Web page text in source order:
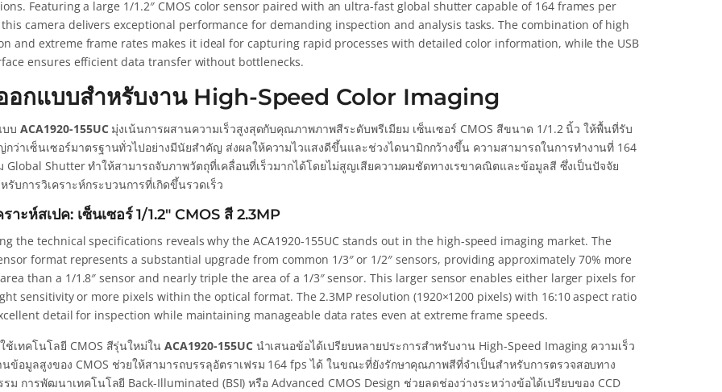
Featuring a large 1/1.2″ CMOS color sensor paired with an ultra-fast global shutter capable of 164 frames per
camera delivers exceptional performance for demanding inspection and analysis tasks. The combination of high
and extreme frame rates makes it ideal for capturing rapid processes with detailed color information, while the USB
ensures efficient data transfer without bottlenecks.
อกแบบสำหรับงาน High-Speed Color Imaging
บบACA1920-155UCมุ่งเน้นการผสานความเร็วสูงสุดกับคุณภาพภาพสีระดับพรีเมียม เซ็นเซอร์ CMOS สีขนาด 1/1.2 นิ้ว ให้พื้นที่รับ
กว่าเซ็นเซอร์มาตรฐานทั่วไปอย่างมีนัยสำคัญ ส่งผลให้ความไวแสงดีขึ้นและช่วงไดนามิกกว้างขึ้น ความสามารถในการทำงานที่ 164
Global Shutter ทำให้สามารถจับภาพวัตถุที่เคลื่อนที่เร็วมากได้โดยไม่สูญเสียความคมชัดทางเรขาคณิตและข้อมูลสี ซึ่งเป็นปัจจัย
รับการวิเคราะห์กระบวนการที่เกิดขึ้นรวดเร็ว
ราะห์สเปค: เซ็นเซอร์ 1/1.2″ CMOS สี 2.3MP
the technical specifications reveals why the ACA1920-155UC stands out in the high-speed imaging market. The
format represents a substantial upgrade from common 1/3″ or 1/2″ sensors, providing approximately 70% more
than a 1/1.8″ sensor and nearly triple the area of a 1/3″ sensor. This larger sensor enables either larger pixels for
sensitivity or more pixels within the optical format. The 2.3MP resolution (1920×1200 pixels) with 16:10 aspect ratio
detail for inspection while maintaining manageable data rates even at extreme frame speeds.
ใช้เทคโนโลยี CMOS สีรุ่นใหม่ในACA1920-155UCนำเสนอข้อได้เปรียบหลายประการสำหรับงาน High-Speed Imaging ความเร็ว
นข้อมูลสูงของ CMOS ช่วยให้สามารถบรรลุอัตราเฟรม 164 fps ได้ ในขณะที่ยังรักษาคุณภาพสีที่จำเป็นสำหรับการตรวจสอบทาง
รม การพัฒนาเทคโนโลยี Back-Illuminated (BSI) หรือ Advanced CMOS Design ช่วยลดช่องว่างระหว่างข้อได้เปรียบของ CCD